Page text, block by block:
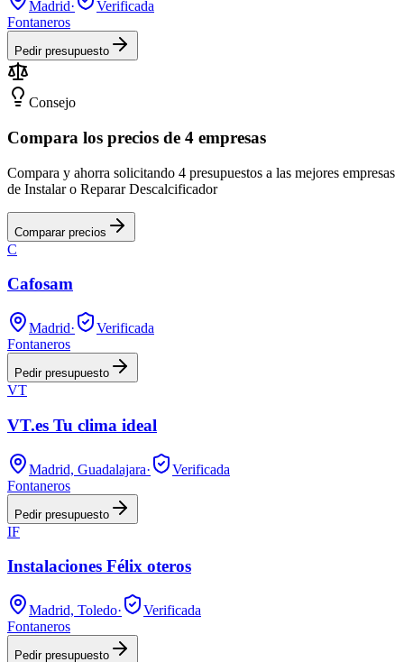
Madrid·
Verificada
Fontaneros
Pedir presupuesto
Consejo
Compara los precios de 4 empresas
Compara y ahorra solicitando 4 presupuestos a las mejores empresas
de Instalar o Reparar Descalcificador
Comparar precios
C
Cafosam
Madrid·
Verificada
Fontaneros
Pedir presupuesto
VT
VT.es Tu clima ideal
Madrid, Guadalajara·
Verificada
Fontaneros
Pedir presupuesto
IF
Instalaciones Félix oteros
Madrid, Toledo·
Verificada
Fontaneros
Pedir presupuesto